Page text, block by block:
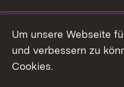
Facebook
Um unsere Webseite
und verbessern zu
Cookies.